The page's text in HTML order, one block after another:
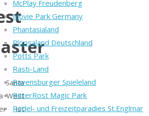
McPlay Freudenberg
Movie Park Germany
Phantasialand
Plopsaland Deutschland
Potts Park
Rasti-Land
Ravensburger Spieleland
RitterRost Magic Park
Rodel- und Freizeitparadies St.Englmar
West
ist